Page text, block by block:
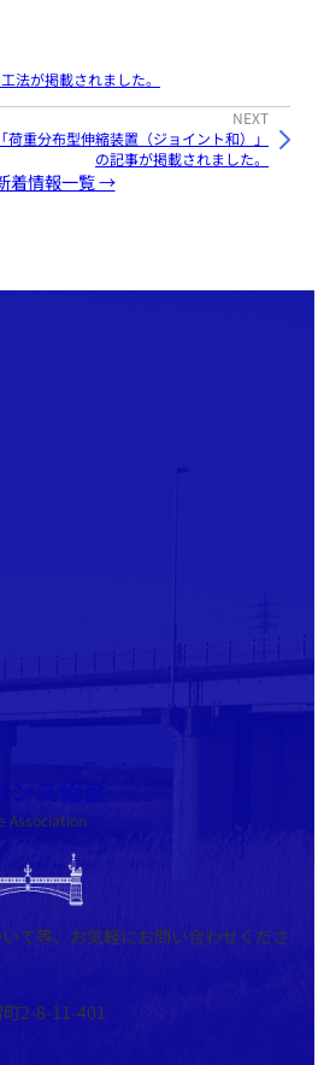
法が掲載されました。
NEXT
重分布型伸縮装置（ジョイント和）」
の記事が掲載されました。
着情報一覧 →
ス協会
Association
て等、お気軽にお問い合わせくださ
2-8-11-401